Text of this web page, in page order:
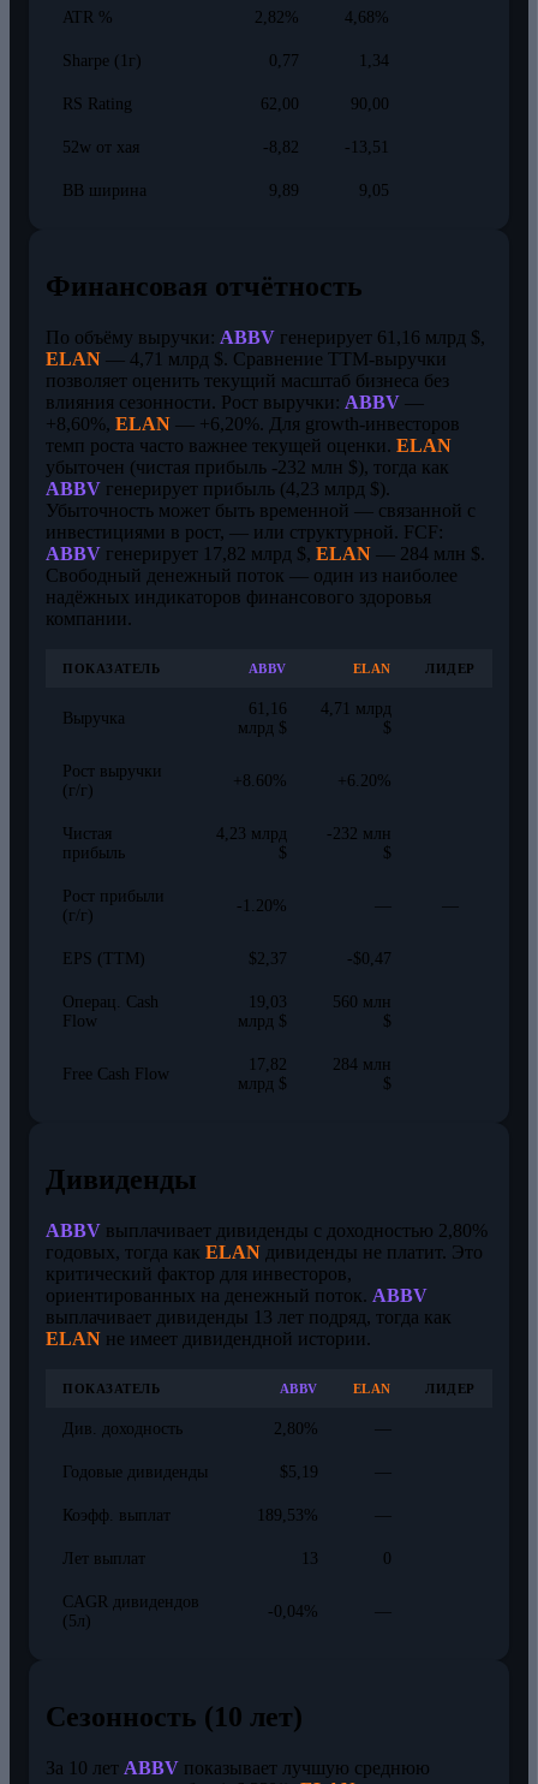
ATR % 2,82% 4,68%
Sharpe (1г) 0,77 1,34
RS Rating 62,00 90,00
52w от хая -8,82 -13,51
BB ширина 9,89 9,05
Финансовая отчётность
По объёму выручки: ABBV генерирует 61,16 млрд $,
ELAN — 4,71 млрд $. Сравнение TTM-выручки
позволяет оценить текущий масштаб бизнеса без
влияния сезонности. Рост выручки: ABBV —
+8,60%, ELAN — +6,20%. Для growth-инвесторов
темп роста часто важнее текущей оценки. ELAN
убыточен (чистая прибыль -232 млн $), тогда как
ABBV генерирует прибыль (4,23 млрд $).
Убыточность может быть временной — связанной с
инвестициями в рост, — или структурной. FCF:
ABBV генерирует 17,82 млрд $, ELAN — 284 млн $.
Свободный денежный поток — один из наиболее
надёжных индикаторов финансового здоровья
компании.
ПОКАЗАТЕЛЬ ABBV ELAN ЛИДЕР
Выручка
61,16
млрд $
4,71 млрд
$
Рост выручки
(г/г)
+8.60% +6.20%
Чистая
прибыль
4,23 млрд
$
-232 млн
$
Рост прибыли
(г/г)
-1.20% — —
EPS (TTM) $2,37 -$0,47
Операц. Cash
Flow
19,03
млрд $
560 млн
$
Free Cash Flow
17,82
млрд $
284 млн
$
Дивиденды
ABBV выплачивает дивиденды с доходностью 2,80%
годовых, тогда как ELAN дивиденды не платит. Это
критический фактор для инвесторов,
ориентированных на денежный поток. ABBV
выплачивает дивиденды 13 лет подряд, тогда как
ELAN не имеет дивидендной истории.
ПОКАЗАТЕЛЬ ABBV ELAN ЛИДЕР
Див. доходность 2,80% —
Годовые дивиденды $5,19 —
Коэфф. выплат 189,53% —
Лет выплат 13 0
CAGR дивидендов
(5л)
-0,04% —
Сезонность (10 лет)
За 10 лет ABBV показывает лучшую среднюю